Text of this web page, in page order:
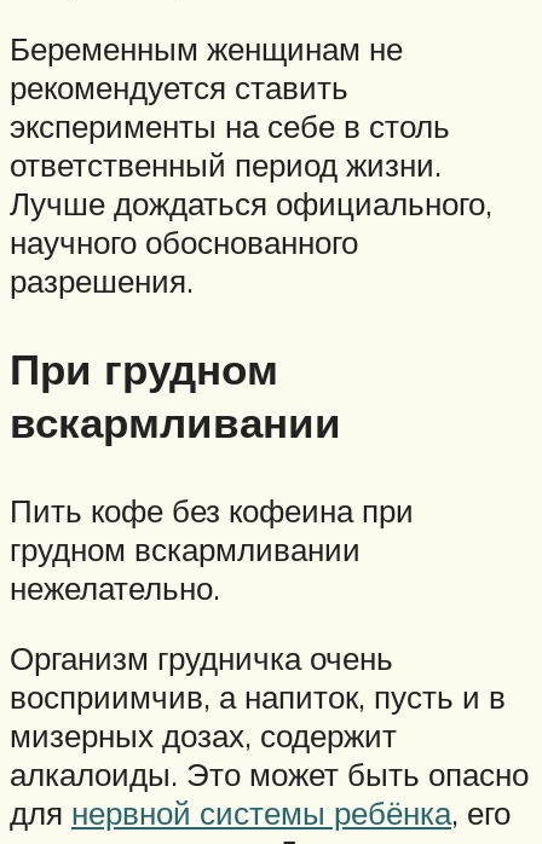
Беременным женщинам не
рекомендуется ставить
эксперименты на себе в столь
ответственный период жизни.
Лучше дождаться официального,
научного обоснованного
разрешения.
При грудном
вскармливании
Пить кофе без кофеина при
грудном вскармливании
нежелательно.
Организм грудничка очень
восприимчив, а напиток, пусть и в
мизерных дозах, содержит
алкалоиды. Это может быть опасно
для нервной системы ребёнка, его